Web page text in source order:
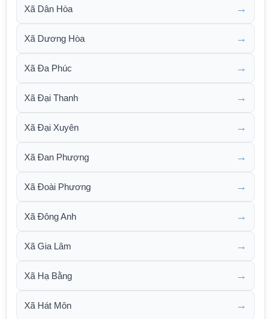
Xã Dân Hòa →
Xã Dương Hòa →
Xã Đa Phúc →
Xã Đại Thanh →
Xã Đại Xuyên →
Xã Đan Phượng →
Xã Đoài Phương →
Xã Đông Anh →
Xã Gia Lâm →
Xã Hạ Bằng →
Xã Hát Môn →